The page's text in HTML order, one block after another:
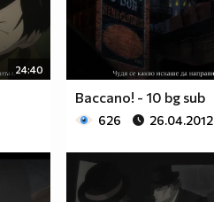
24:40
Baccano! - 10 bg sub
626 26.04.2012